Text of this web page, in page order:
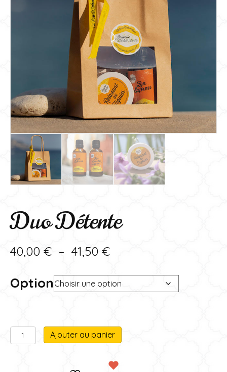
Duo Détente
40,00 € – 41,50 €Plage
prix :
41,50 €
Option
quantité
de
Ajouter au panier
l